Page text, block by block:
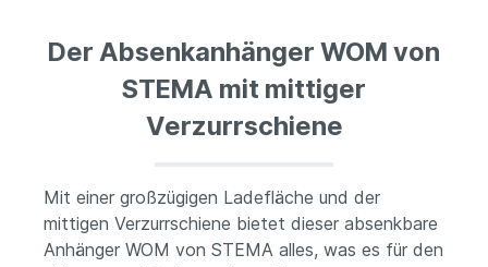
Der Absenkanhänger WOM von
STEMA mit mittiger
Verzurrschiene
Mit einer großzügigen Ladefläche und der
mittigen Verzurrschiene bietet dieser absenkbare
Anhänger WOM von STEMA alles, was es für den